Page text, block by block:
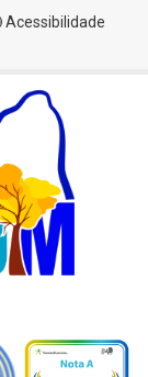
Acessibilidade